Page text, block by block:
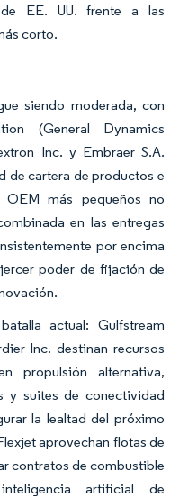
EE. UU. frente a las
corto.
siendo moderada, con
(General Dynamics
Inc. y Embraer S.A.
de cartera de productos e
OEM más pequeños no
en las entregas
por encima
poder de fijación de
actual: Gulfstream
Inc. destinan recursos
propulsión alternativa,
y suites de conectividad
la lealtad del próximo
aprovechan flotas de
contratos de combustible
artificial de